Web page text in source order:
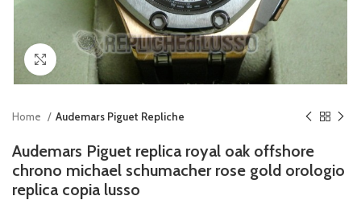
Clicca per ingrandire
Home Audemars Piguet Repliche
Audemars Piguet replica royal oak offshore
chrono michael schumacher rose gold orologio
replica copia lusso